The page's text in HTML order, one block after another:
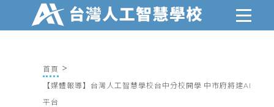
首頁
【媒體報導】台灣人工智慧學校台中分校開學 中市府將建AI
平台